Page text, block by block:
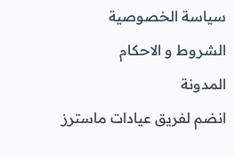
سياسة الخصوصية
الشروط و الاحكام
المدونة
انضم لفريق عيادات ماسترز